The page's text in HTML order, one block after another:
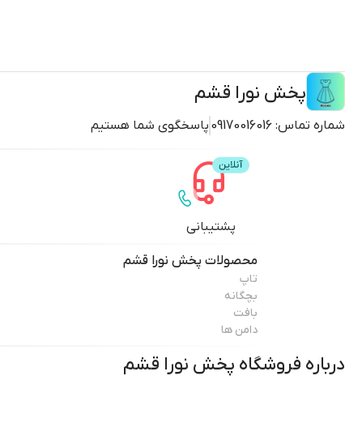
پخش نورا قشم
شماره تماس: 09170016016 پاسخگوی شما هستیم
پشتیبانی
محصولات پخش نورا قشم
تاپ
بچگانه
بافت
دامن ها
درباره فروشگاه پخش نورا قشم